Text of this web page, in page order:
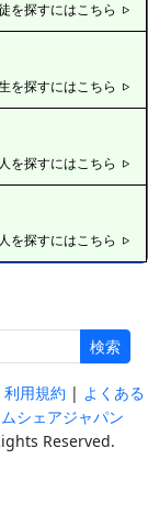
を探すにはこちら
を探すにはこちら
を探すにはこちら
を探すにはこちら
検索
利用規約 | よくある
シェアジャパン
Reserved.